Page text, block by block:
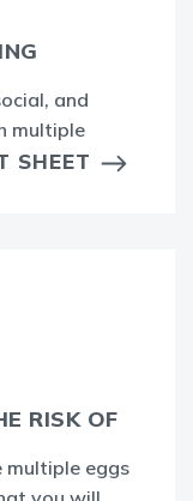
and
multiple
SHEET
RISK OF
eggs